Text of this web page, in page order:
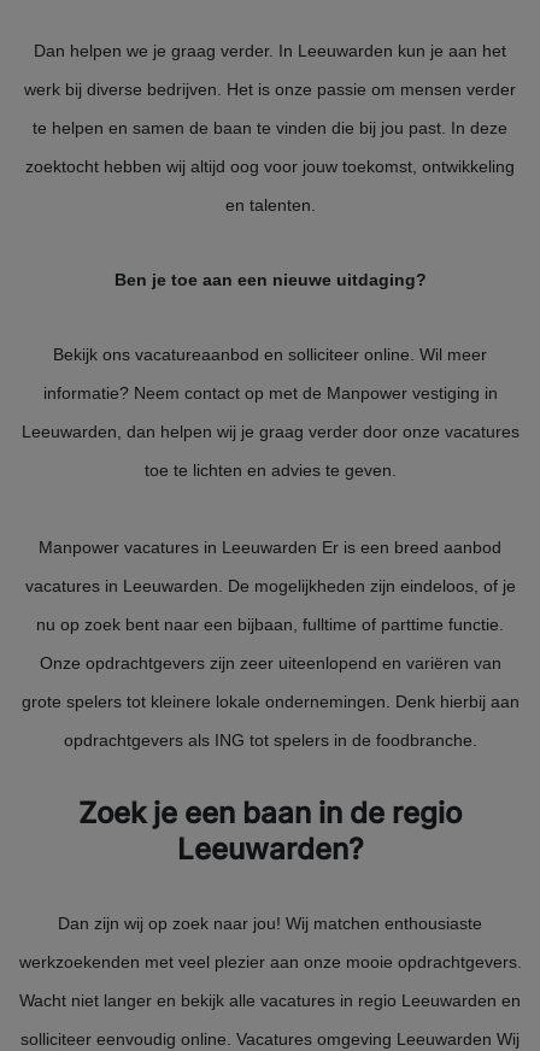
Dan helpen we je graag verder. In Leeuwarden kun je aan het
werk bij diverse bedrijven. Het is onze passie om mensen verder
te helpen en samen de baan te vinden die bij jou past. In deze
zoektocht hebben wij altijd oog voor jouw toekomst, ontwikkeling
en talenten.
Ben je toe aan een nieuwe uitdaging?
Bekijk ons vacatureaanbod en solliciteer online. Wil meer
informatie? Neem contact op met de Manpower vestiging in
Leeuwarden, dan helpen wij je graag verder door onze vacatures
toe te lichten en advies te geven.
Manpower vacatures in Leeuwarden Er is een breed aanbod
vacatures in Leeuwarden. De mogelijkheden zijn eindeloos, of je
nu op zoek bent naar een bijbaan, fulltime of parttime functie.
Onze opdrachtgevers zijn zeer uiteenlopend en variëren van
grote spelers tot kleinere lokale ondernemingen. Denk hierbij aan
opdrachtgevers als ING tot spelers in de foodbranche.
Zoek je een baan in de regio
Leeuwarden?
Dan zijn wij op zoek naar jou! Wij matchen enthousiaste
werkzoekenden met veel plezier aan onze mooie opdrachtgevers.
Wacht niet langer en bekijk alle vacatures in regio Leeuwarden en
solliciteer eenvoudig online. Vacatures omgeving Leeuwarden Wij